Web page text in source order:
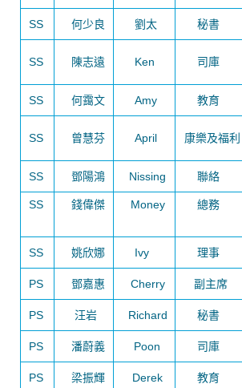
SS 何少良 劉太 秘書
SS 陳志遠 Ken 司庫
SS 何靄文 Amy 教育
SS 曾慧芬 April 康樂及福利
SS 鄧陽鴻 Nissing 聯絡
SS 錢偉傑 Money 總務
SS 姚欣娜 Ivy 理事
PS 鄧嘉惠 Cherry 副主席
PS 汪岩 Richard 秘書
PS 潘蔚義 Poon 司庫
PS 梁振輝 Derek 教育